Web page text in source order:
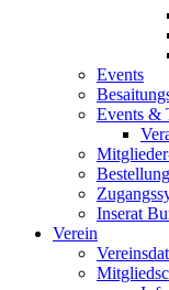
Events
Events &
Inserat
Verein